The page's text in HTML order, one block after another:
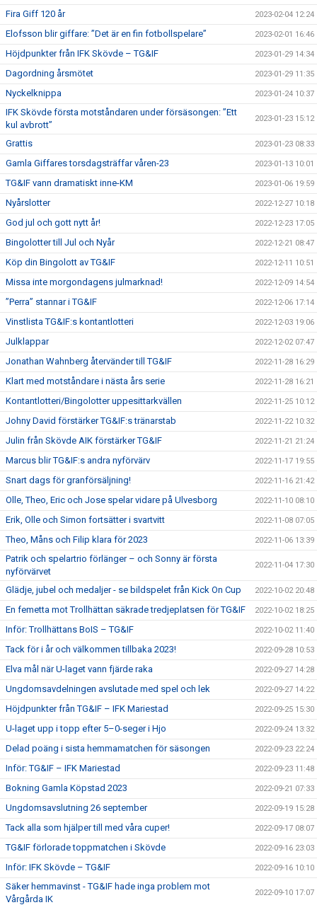
Fira Giff 120 år 2023-02-04 12:24
Elofsson blir giffare: ”Det är en fin fotbollspelare” 2023-02-01 16:46
Höjdpunkter från IFK Skövde – TG&IF 2023-01-29 14:34
Dagordning årsmötet 2023-01-29 11:35
Nyckelknippa 2023-01-24 10:37
IFK Skövde första motståndaren under försäsongen: ”Ett
kul avbrott”
2023-01-23 15:12
Grattis 2023-01-23 08:33
Gamla Giffares torsdagsträffar våren-23 2023-01-13 10:01
TG&IF vann dramatiskt inne-KM 2023-01-06 19:59
Nyårslotter 2022-12-27 10:18
God jul och gott nytt år! 2022-12-23 17:05
Bingolotter till Jul och Nyår 2022-12-21 08:47
Köp din Bingolott av TG&IF 2022-12-11 10:51
Missa inte morgondagens julmarknad! 2022-12-09 14:54
”Perra” stannar i TG&IF 2022-12-06 17:14
Vinstlista TG&IF:s kontantlotteri 2022-12-03 19:06
Julklappar 2022-12-02 07:47
Jonathan Wahnberg återvänder till TG&IF 2022-11-28 16:29
Klart med motståndare i nästa års serie 2022-11-28 16:21
Kontantlotteri/Bingolotter uppesittarkvällen 2022-11-25 10:12
Johny David förstärker TG&IF:s tränarstab 2022-11-22 10:32
Julin från Skövde AIK förstärker TG&IF 2022-11-21 21:24
Marcus blir TG&IF:s andra nyförvärv 2022-11-17 19:55
Snart dags för granförsäljning! 2022-11-16 21:42
Olle, Theo, Eric och Jose spelar vidare på Ulvesborg 2022-11-10 08:10
Erik, Olle och Simon fortsätter i svartvitt 2022-11-08 07:05
Theo, Måns och Filip klara för 2023 2022-11-06 13:39
Patrik och spelartrio förlänger – och Sonny är första
nyförvärvet
2022-11-04 17:30
Glädje, jubel och medaljer - se bildspelet från Kick On Cup 2022-10-02 20:48
En femetta mot Trollhättan säkrade tredjeplatsen för TG&IF 2022-10-02 18:25
Inför: Trollhättans BoIS – TG&IF 2022-10-02 11:40
Tack för i år och välkommen tillbaka 2023! 2022-09-28 10:53
Elva mål när U-laget vann fjärde raka 2022-09-27 14:28
Ungdomsavdelningen avslutade med spel och lek 2022-09-27 14:22
Höjdpunkter från TG&IF – IFK Mariestad 2022-09-25 15:30
U-laget upp i topp efter 5–0-seger i Hjo 2022-09-24 13:32
Delad poäng i sista hemmamatchen för säsongen 2022-09-23 22:24
Inför: TG&IF – IFK Mariestad 2022-09-23 11:48
Bokning Gamla Köpstad 2023 2022-09-21 07:33
Ungdomsavslutning 26 september 2022-09-19 15:28
Tack alla som hjälper till med våra cuper! 2022-09-17 08:07
TG&IF förlorade toppmatchen i Skövde 2022-09-16 23:03
Inför: IFK Skövde – TG&IF 2022-09-16 10:10
Säker hemmavinst - TG&IF hade inga problem mot
Vårgårda IK
2022-09-10 17:07